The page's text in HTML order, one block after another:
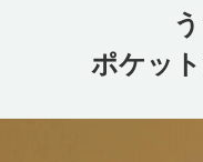
ポケッ